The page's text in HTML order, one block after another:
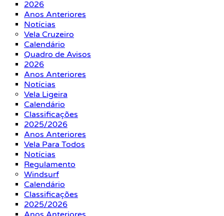
2026
Anos Anteriores
Notícias
Vela Cruzeiro
Calendário
Quadro de Avisos
2026
Anos Anteriores
Notícias
Vela Ligeira
Calendário
Classificações
2025/2026
Anos Anteriores
Vela Para Todos
Notícias
Regulamento
Windsurf
Calendário
Classificações
2025/2026